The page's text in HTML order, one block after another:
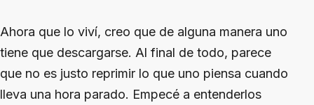
Ahora que lo viví, creo que de alguna manera uno
tiene que descargarse. Al final de todo, parece
que no es justo reprimir lo que uno piensa cuando
lleva una hora parado. Empecé a entenderlos